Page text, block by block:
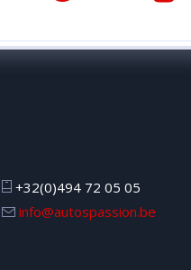
+32(0)494 72 05 05
info@autospassion.be